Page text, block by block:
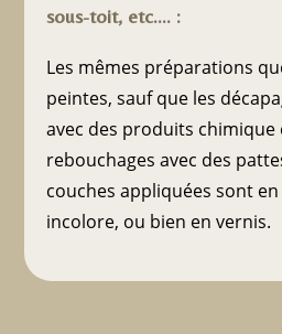
sous-toit, etc.… :
Les mêmes préparations
peintes, sauf que les
avec des produits chimique
rebouchages avec des
couches appliquées sont
incolore, ou bien en vernis.